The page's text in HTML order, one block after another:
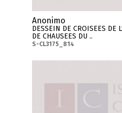
Anonimo
DESSEIN DE CROISEES DE
DE CHAUSEES DU ..
S-CL3175_814